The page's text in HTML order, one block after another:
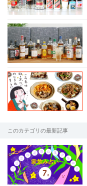
このカテゴリの最新記事